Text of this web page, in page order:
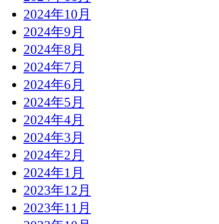
2024年10月
2024年9月
2024年8月
2024年7月
2024年6月
2024年5月
2024年4月
2024年3月
2024年2月
2024年1月
2023年12月
2023年11月